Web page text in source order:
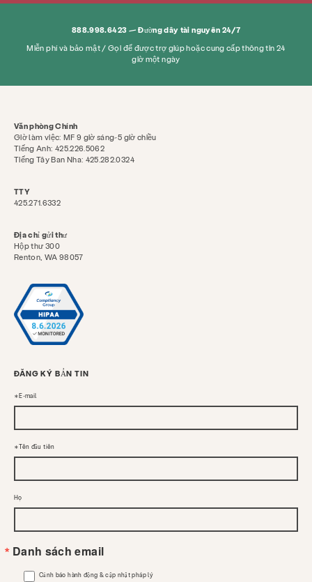
888.998.6423 — Đường dây tài nguyên 24/7
Miễn phí và bảo mật / Gọi để được trợ giúp hoặc cung cấp thông tin 24
giờ một ngày
Văn phòng Chính
Giờ làm việc: MF 9 giờ sáng-5 giờ chiều
Tiếng Anh: 425.226.5062
Tiếng Tây Ban Nha: 425.282.0324
TTY
425.271.6332
Địa chỉ gửi thư
Hộp thư 300
Renton, WA 98057
ĐĂNG KÝ BẢN TIN
E-mail
Tên đầu tiên
Họ
Danh sách email
Cảnh báo hành động & cập nhật pháp lý